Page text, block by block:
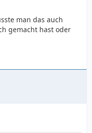
man das auch
gemacht hast oder